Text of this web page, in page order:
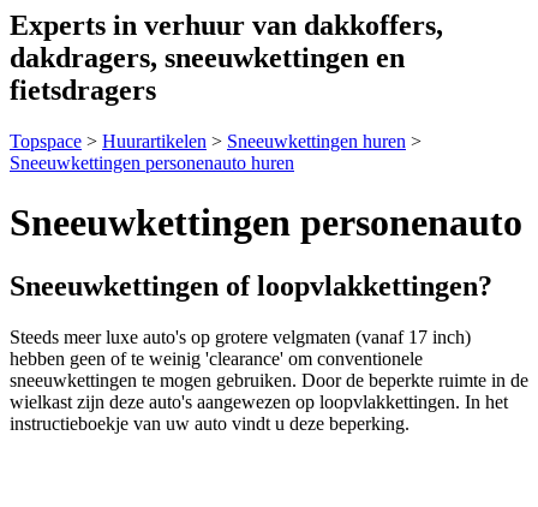
Experts in verhuur van dakkoffers,
dakdragers, sneeuwkettingen en
fietsdragers
Topspace > Huurartikelen > Sneeuwkettingen huren >
Sneeuwkettingen personenauto huren
Sneeuwkettingen personenauto
Sneeuwkettingen of loopvlakkettingen?
Steeds meer luxe auto's op grotere velgmaten (vanaf 17 inch)
hebben geen of te weinig 'clearance' om conventionele
sneeuwkettingen te mogen gebruiken. Door de beperkte ruimte in de
wielkast zijn deze auto's aangewezen op loopvlakkettingen. In het
instructieboekje van uw auto vindt u deze beperking.